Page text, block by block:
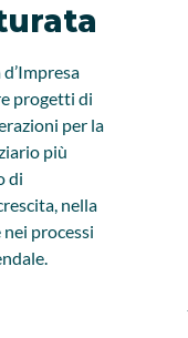
progetti di
per la
più
di
nella
processi